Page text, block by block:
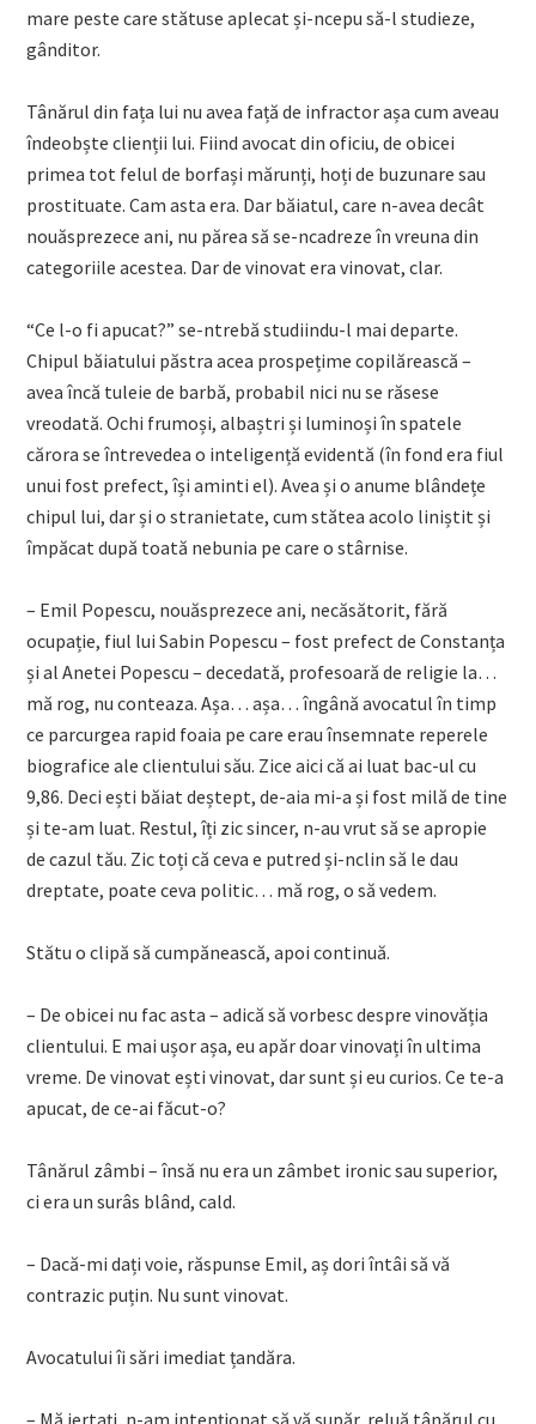
mare peste care stătuse aplecat și-ncepu să-l studieze,
gânditor.
Tânărul din fața lui nu avea față de infractor așa cum aveau
îndeobște clienții lui. Fiind avocat din oficiu, de obicei
primea tot felul de borfași mărunți, hoți de buzunare sau
prostituate. Cam asta era. Dar băiatul, care n-avea decât
nouăsprezece ani, nu părea să se-ncadreze în vreuna din
categoriile acestea. Dar de vinovat era vinovat, clar.
“Ce l-o fi apucat?” se-ntrebă studiindu-l mai departe.
Chipul băiatului păstra acea prospețime copilărească –
avea încă tuleie de barbă, probabil nici nu se răsese
vreodată. Ochi frumoși, albaștri și luminoși în spatele
cărora se întrevedea o inteligență evidentă (în fond era fiul
unui fost prefect, își aminti el). Avea și o anume blândețe
chipul lui, dar și o stranietate, cum stătea acolo liniștit și
împăcat după toată nebunia pe care o stârnise.
– Emil Popescu, nouăsprezece ani, necăsătorit, fără
ocupație, fiul lui Sabin Popescu – fost prefect de Constanța
și al Anetei Popescu – decedată, profesoară de religie la…
mă rog, nu conteaza. Așa… așa… îngână avocatul în timp
ce parcurgea rapid foaia pe care erau însemnate reperele
biografice ale clientului său. Zice aici că ai luat bac-ul cu
9,86. Deci ești băiat deștept, de-aia mi-a și fost milă de tine
și te-am luat. Restul, îți zic sincer, n-au vrut să se apropie
de cazul tău. Zic toți că ceva e putred și-nclin să le dau
dreptate, poate ceva politic… mă rog, o să vedem.
Stătu o clipă să cumpănească, apoi continuă.
– De obicei nu fac asta – adică să vorbesc despre vinovăția
clientului. E mai ușor așa, eu apăr doar vinovați în ultima
vreme. De vinovat ești vinovat, dar sunt și eu curios. Ce te-a
apucat, de ce-ai făcut-o?
Tânărul zâmbi – însă nu era un zâmbet ironic sau superior,
ci era un surâs blând, cald.
– Dacă-mi dați voie, răspunse Emil, aș dori întâi să vă
contrazic puțin. Nu sunt vinovat.
Avocatului îi sări imediat țandăra.
– Mă iertați, n-am intenționat să vă supăr, reluă tânărul cu